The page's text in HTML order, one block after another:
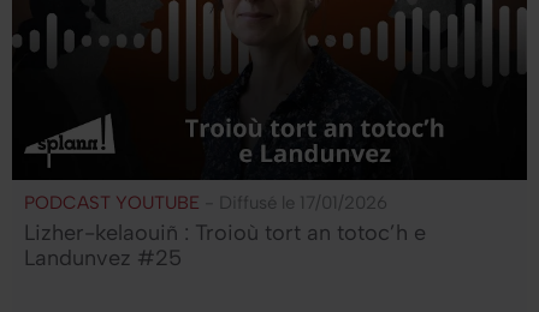
PODCAST YOUTUBE - Diffusé le 17/01/2026
Lizher-kelaouiñ : Troioù tort an totoc’h e
Landunvez #25